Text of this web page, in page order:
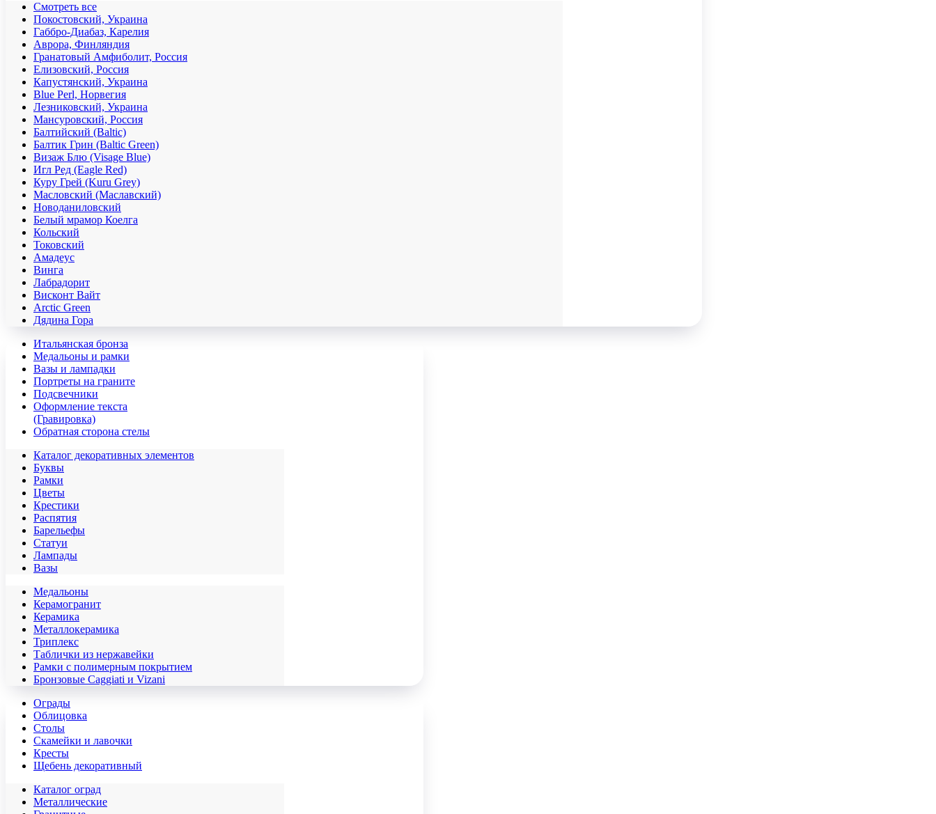
Смотреть все
Покостовский, Украина
Габбро-Диабаз, Карелия
Аврора, Финляндия
Гранатовый Амфиболит, Россия
Елизовский, Россия
Капустянский, Украина
Blue Perl, Норвегия
Лезниковский, Украина
Мансуровский, Россия
Балтийский (Baltic)
Балтик Грин (Baltic Green)
Визаж Блю (Visage Blue)
Игл Ред (Eagle Red)
Куру Грей (Kuru Grey)
Масловский (Маславский)
Новоданиловский
Белый мрамор Коелга
Кольский
Токовский
Амадеус
Винга
Лабрадорит
Висконт Вайт
Аrctic Green
Дядина Гора
Итальянская бронза
Медальоны и рамки
Вазы и лампадки
Портреты на граните
Подсвечники
Оформление текста
(Гравировка)
Обратная сторона стелы
Каталог декоративных элементов
Буквы
Рамки
Цветы
Крестики
Распятия
Барельефы
Статуи
Лампады
Вазы
Медальоны
Керамогранит
Керамика
Металлокерамика
Триплекс
Таблички из нержавейки
Рамки с полимерным покрытием
Бронзовые Caggiati и Vizani
Ограды
Облицовка
Столы
Скамейки и лавочки
Кресты
Щебень декоративный
Каталог оград
Металлические